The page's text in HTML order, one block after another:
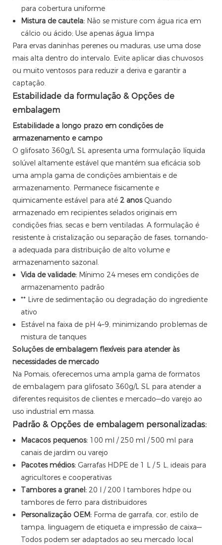
para cobertura uniforme
Mistura de cautela: Não se misture com água rica em
cálcio ou ácido; Use apenas água limpa
Para ervas daninhas perenes ou maduras, use uma dose
mais alta dentro do intervalo. Evite aplicar dias chuvosos
ou muito ventosos para reduzir a deriva e garantir a
captação.
Estabilidade da formulação & Opções de
embalagem
Estabilidade a longo prazo em condições de
armazenamento e campo
O glifosato 360g/L SL apresenta uma formulação líquida
solúvel altamente estável que mantém sua eficácia sob
uma ampla gama de condições ambientais e de
armazenamento. Permanece fisicamente e
quimicamente estável para até 2 anosQuando
armazenado em recipientes selados originais em
condições frias, secas e bem ventiladas. A formulação é
resistente à cristalização ou separação de fases, tornando-
a adequada para distribuição de alto volume e
armazenamento sazonal.
Vida de validade: Mínimo 24 meses em condições de
armazenamento padrão
** Livre de sedimentação ou degradação do ingrediente
ativo
Estável na faixa de pH 4–9, minimizando problemas de
mistura de tanques
Soluções de embalagem flexíveis para atender às
necessidades de mercado
Na Pomais, oferecemos uma ampla gama de formatos
de embalagem para glifosato 360g/L SL para atender a
diferentes requisitos de clientes e mercado—do varejo ao
uso industrial em massa.
Padrão & Opções de embalagem personalizadas:
Macacos pequenos: 100 ml / 250 ml / 500 ml para
canais de jardim ou varejo
Pacotes médios: Garrafas HDPE de 1 L / 5 L, ideais para
agricultores e cooperativas
Tambores a granel: 20 l / 200 l tambores hdpe ou
tambores de ferro para distribuidores
Personalização OEM: Forma de garrafa, cor, estilo de
tampa, linguagem de etiqueta e impressão de caixa—
Todos podem ser adaptados ao seu mercado local